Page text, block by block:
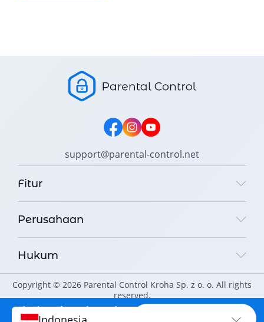
Lindungi anak Anda
Lindungi sekarang
support@parental-control.net
Fitur
Perusahaan
Hukum
Copyright © 2026 Parental Control Kroha Sp. z o. o. All rights
reserved.